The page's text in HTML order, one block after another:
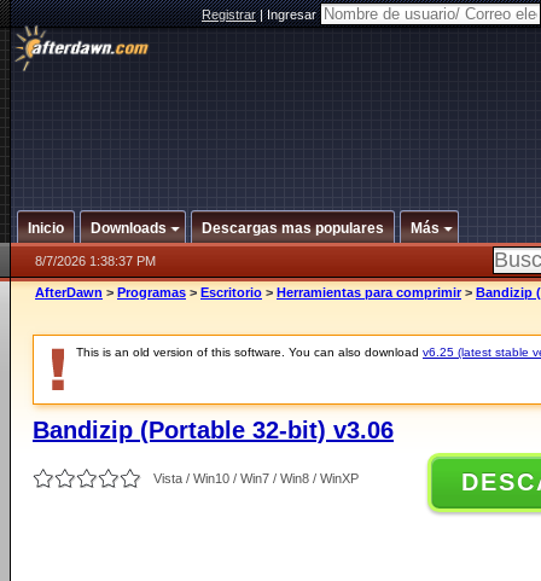
Registrar|Ingresar
Inicio Downloads Descargas mas populares Más
8/7/2026 1:38:37 PM
AfterDawn > Programas > Escritorio > Herramientas para comprimir > Bandizip
This is an old version of this software. You can also download v6.25 (latest stable
Bandizip (Portable 32-bit) v3.06
Vista / Win10 / Win7 / Win8 / WinXP